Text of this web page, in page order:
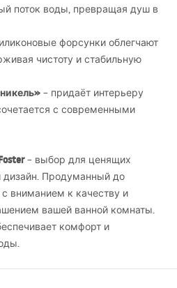
поток воды, превращая душ в
форсунки облегчают
чистоту и стабильную
– придаёт интерьеру
с современными
– выбор для ценящих
Продуманный до
вниманием к качеству и
вашей ванной комнаты.
комфорт и